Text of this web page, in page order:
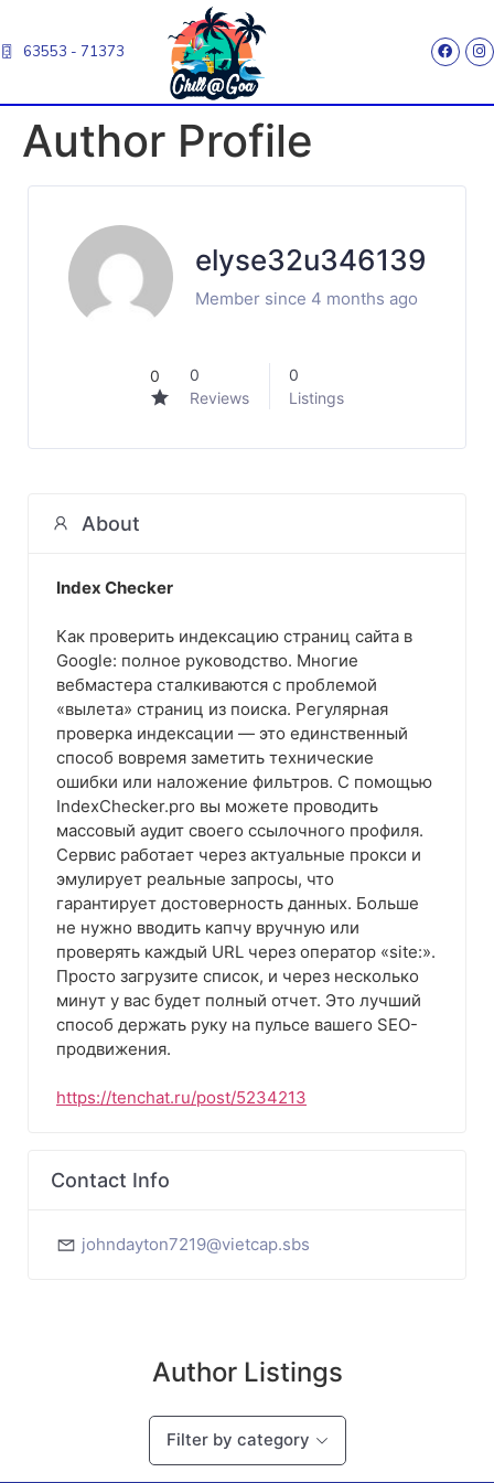
63553 - 71373
Author Profile
elyse32u346139
Member since 4 months ago
0
0
Reviews
0
Listings
About
Index Checker
Как проверить индексацию страниц сайта в
Google: полное руководство. Многие
вебмастера сталкиваются с проблемой
«вылета» страниц из поиска. Регулярная
проверка индексации — это единственный
способ вовремя заметить технические
ошибки или наложение фильтров. С помощью
IndexChecker.pro вы можете проводить
массовый аудит своего ссылочного профиля.
Сервис работает через актуальные прокси и
эмулирует реальные запросы, что
гарантирует достоверность данных. Больше
не нужно вводить капчу вручную или
проверять каждый URL через оператор «site:».
Просто загрузите список, и через несколько
минут у вас будет полный отчет. Это лучший
способ держать руку на пульсе вашего SEO-
продвижения.
https://tenchat.ru/post/5234213
Contact Info
johndayton7219@vietcap.sbs
Author Listings
Filter by category